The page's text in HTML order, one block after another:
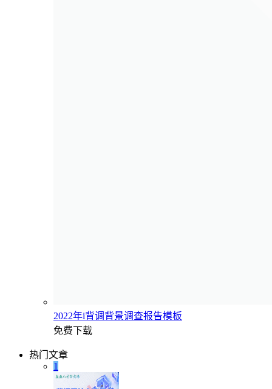
2022年i背调背景调查报告模板
免费下载
热门文章
1